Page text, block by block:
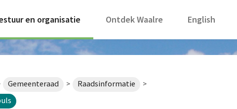
en organisatie Ontdek Waalre English
Gemeenteraad > Raadsinformatie >